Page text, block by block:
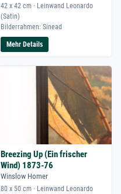
42 x 42 cm · Leinwand Leonardo
(Satin)
Bilderrahmen: Sinead
Mehr Details
Breezing Up (Ein frischer
Wind) 1873-76
Winslow Homer
80 x 50 cm · Leinwand Leonardo